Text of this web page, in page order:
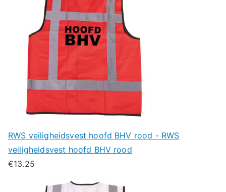
RWS veiligheidsvest hoofd BHV rood - RWS
veiligheidsvest hoofd BHV rood
€13.25